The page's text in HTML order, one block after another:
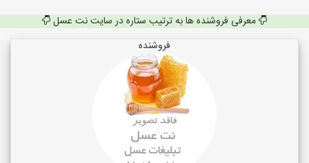
معرفی فروشنده ها به ترتیب ستاره در سایت نت عسل
فروشنده